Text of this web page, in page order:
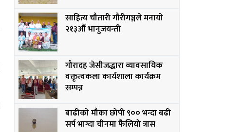
साहित्य चौतारी गौरीगञ्जले मनायो
२१३औँ भानुजयन्ती
गौरादह जेसीजद्धारा व्यावसायिक
वक्तृत्वकला कार्यशाला कार्यक्रम
सम्पन्न
बाढीको मौका छोपी ९०० भन्दा बढी
सर्प भाग्दा चीनमा फैलियो त्रास